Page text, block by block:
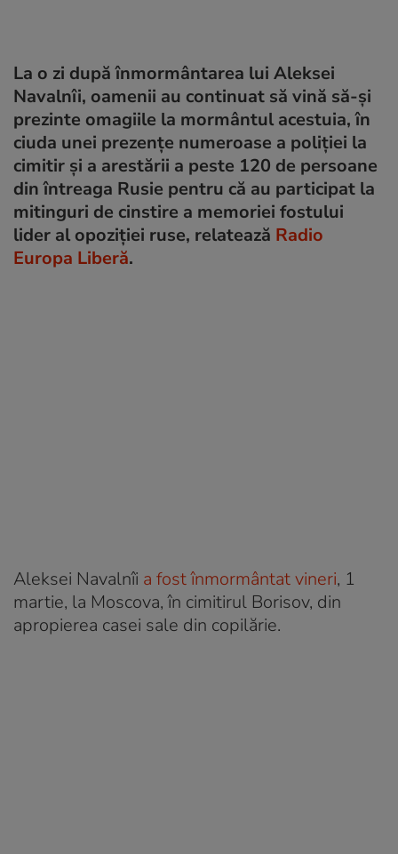
La o zi după înmormântarea lui Aleksei
Navalnîi, oamenii au continuat să vină să-și
prezinte omagiile la mormântul acestuia, în
ciuda unei prezențe numeroase a poliției la
cimitir și a arestării a peste 120 de persoane
din întreaga Rusie pentru că au participat la
mitinguri de cinstire a memoriei fostului
lider al opoziţiei ruse, relatează Radio
Europa Liberă.
Aleksei Navalnîi a fost înmormântat vineri, 1
martie, la Moscova, în cimitirul Borisov, din
apropierea casei sale din copilărie.